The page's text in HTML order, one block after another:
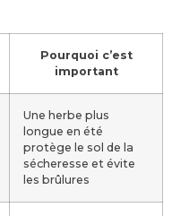
Pourquoi c’est
important
Une herbe plus
longue en été
protège le sol de la
sécheresse et évite
les brûlures